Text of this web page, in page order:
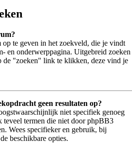
op te geven in het zoekveld, die je vindt
en onderwerppagina. Uitgebreid zoeken
de "zoeken" link te klikken, deze vind je
geen resultaten op?
niet specifiek genoeg
teveel termen die niet door phpBB3
Wees specifieker en gebruik, bij
beschikbare opties.